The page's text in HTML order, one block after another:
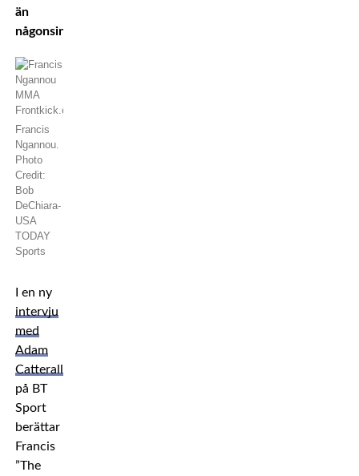
än
någonsin.
Francis
Ngannou.
Photo
Credit:
Bob
DeChiara-
USA
TODAY
Sports
I en ny
intervju
med
Adam
Catterall
på BT
Sport
berättar
Francis
”The